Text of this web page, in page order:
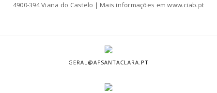
4900-394 Viana do Castelo | Mais informações em www.ciab.pt
GERAL@AFSANTACLARA.PT